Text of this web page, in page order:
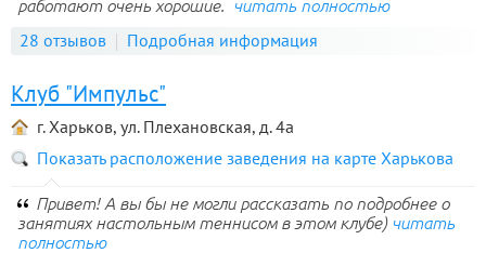
работают очень хорошие.
читать полностью
28 отзывов Подробная информация
Клуб "Импульс"
г. Харьков, ул. Плехановская, д. 4а
Показать расположение заведения на карте Харькова
Привет! А вы бы не могли рассказать по подробнее о
занятиях настольным теннисом в этом клубе) читать
полностью